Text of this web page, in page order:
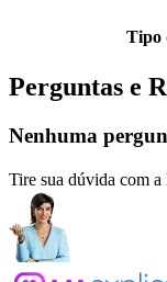
Tipo
Perguntas e
Nenhuma
Tire sua dúvida com